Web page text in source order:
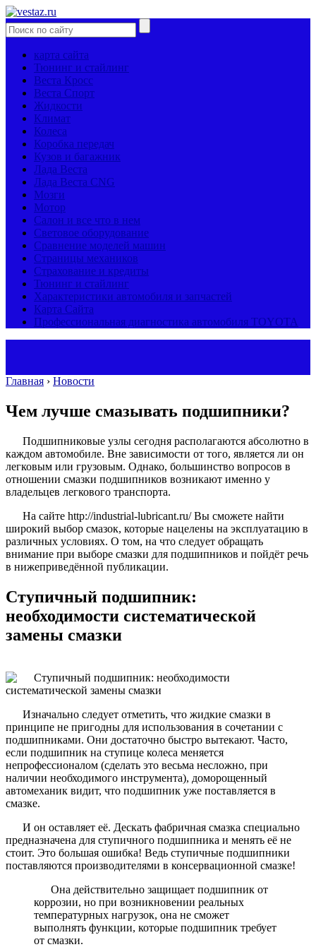
карта сайта
Тюнинг и стайлинг
Веста Кросс
Веста Спорт
Жидкости
Климат
Колеса
Коробка передач
Кузов и багажник
Лада Веста
Лада Веста CNG
Мозги
Мотор
Салон и все что в нем
Световое оборудование
Сравнение моделей машин
Страницы механиков
Страхование и кредиты
Тюнинг и стайлинг
Характеристики автомобиля и запчастей
Карта Сайта
Профессиональная диагностика автомобиля TOYOTA
Главная › Новости
Чем лучше смазывать подшипники?
Подшипниковые узлы сегодня располагаются абсолютно в
каждом автомобиле. Вне зависимости от того, является ли он
легковым или грузовым. Однако, большинство вопросов в
отношении смазки подшипников возникают именно у
владельцев легкового транспорта.
На сайте http://industrial-lubricant.ru/ Вы сможете найти
широкий выбор смазок, которые нацелены на эксплуатацию в
различных условиях. О том, на что следует обращать
внимание при выборе смазки для подшипников и пойдёт речь
в нижеприведённой публикации.
Ступичный подшипник:
необходимости систематической
замены смазки
Изначально следует отметить, что жидкие смазки в
принципе не пригодны для использования в сочетании с
подшипниками. Они достаточно быстро вытекают. Часто,
если подшипник на ступице колеса меняется
непрофессионалом (сделать это весьма несложно, при
наличии необходимого инструмента), доморощенный
автомеханик видит, что подшипник уже поставляется в
смазке.
И он оставляет её. Дескать фабричная смазка специально
предназначена для ступичного подшипника и менять её не
стоит. Это большая ошибка! Ведь ступичные подшипники
поставляются производителями в консервационной смазке!
Она действительно защищает подшипник от
коррозии, но при возникновении реальных
температурных нагрузок, она не сможет
выполнять функции, которые подшипник требует
от смазки.